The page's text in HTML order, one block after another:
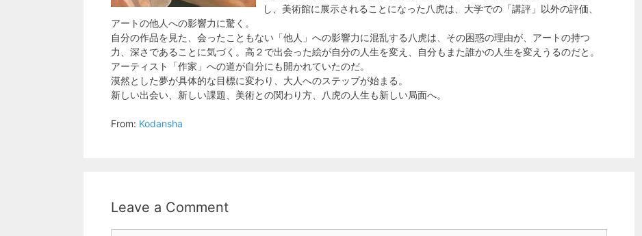
し、美術館に展示されることになった八虎は、大学での「講評」以外の評価、
アートの他人への影響力に驚く。
自分の作品を見た、会ったこともない「他人」への影響力に混乱する八虎は、その困惑の理由が、アートの持つ
力、深さであることに気づく。高２で出会った絵が自分の人生を変え、自分もまた誰かの人生を変えうるのだと。
アーティスト「作家」への道が自分にも開かれていたのだ。
漠然とした夢が具体的な目標に変わり、大人へのステップが始まる。
新しい出会い、新しい課題、美術との関わり方、八虎の人生も新しい局面へ。
From: Kodansha
Leave a Comment